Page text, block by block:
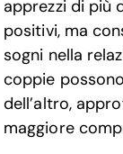
apprezzi di più
positivi, ma
sogni nella
coppie
dell’altro,
maggiore